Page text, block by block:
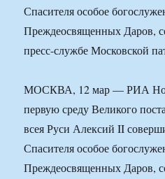
Спасителя особое
Преждеосвященных Даров,
пресс-службе Московской
МОСКВА, 12 мар — РИА
первую среду Великого
всея Руси Алексий II
Спасителя особое
Преждеосвященных Даров,